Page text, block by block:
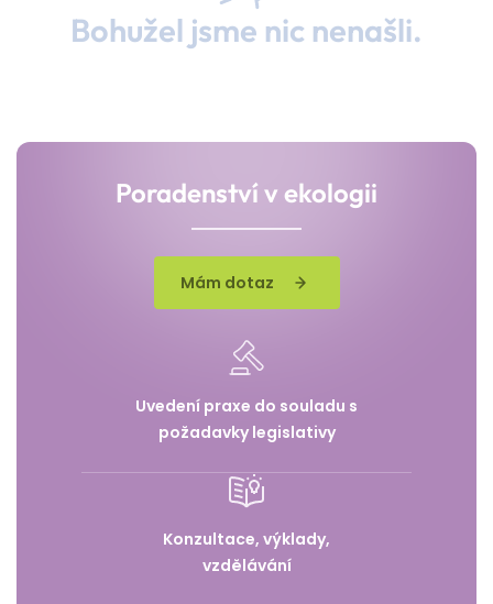
Bohužel jsme nic nenašli.
Poradenství v ekologii
Mám dotaz
Uvedení praxe do souladu s
požadavky legislativy
Konzultace, výklady,
vzdělávání